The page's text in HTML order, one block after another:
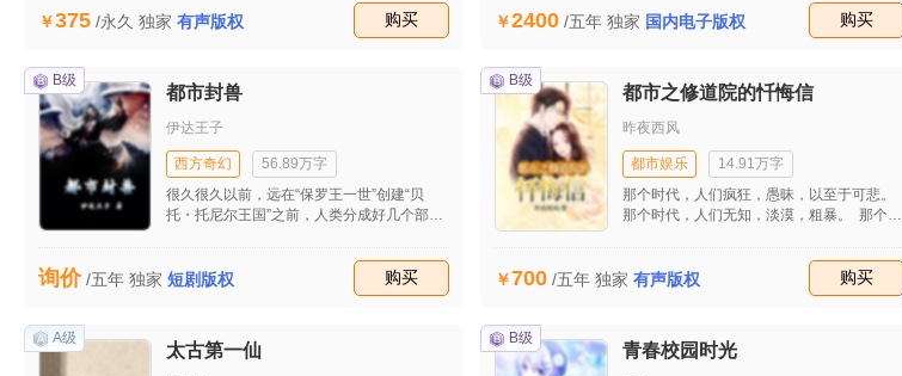
到他直接消失在了我的生活。 三年后，我成
为电竞大神，他变成实力演员。 我们在一场
紧紧追着我一个人乱杀。 赛后接受采访，宋
昭淡定表示：“我是来报仇的。”
375 /永久 独家 有声版权 购买
忆这地方是一处废墟地基，就在这都市的领
土，他许多年没来了。 “等你好久了，你可
单音符不标准连五音也不全，雨泽锋神经一
紧目光快速转动。 “耳能听到的，眼却不能
看见的我没兴趣。” “没兴趣的事情你还多
着，记得只有紫熏液她才能活体，但无法复
燃她的神经。” 雨泽锋根本不知道谁在说，
仅知道紫熏液是一种凝固神经系统的药液，
也不明白他话从何而来。 “能从头说起吗？”
2400 /五年 独家 国内电子版权 购买
B级
都市封兽
伊达王子
西方奇幻
56.89万字
很久很久以前，远在“保罗王一世”创建“贝
托・托尼尔王国”之前，人类分成好几个部
询价 /五年 独家 短剧版权 购买
B级
都市之修道院的忏悔信
昨夜西风
都市娱乐
14.91万字
那个时代，人们疯狂，愚昧，以至于可悲。
那个时代，人们无知，淡漠，粗暴。 那个时
700 /五年 独家 有声版权 购买
A级
太古第一仙
B级
青春校园时光